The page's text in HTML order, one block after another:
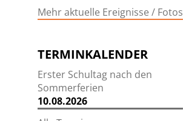
Mehr aktuelle Ereignisse / Fotos
TERMINKALENDER
Erster Schultag nach den
Sommerferien
10.08.2026